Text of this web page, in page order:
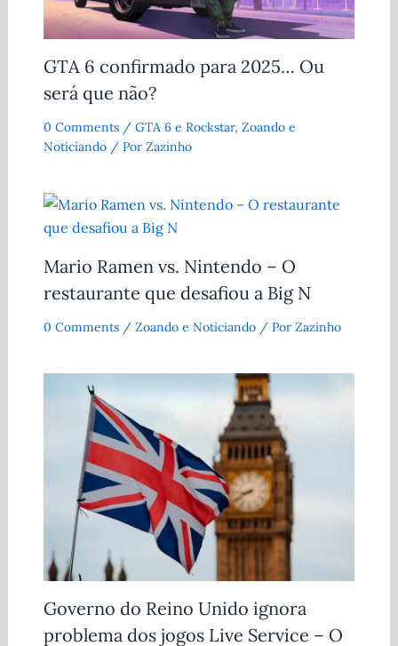
GTA 6 confirmado para 2025… Ou
será que não?
0 Comments / GTA 6 e Rockstar, Zoando e
Noticiando/ Por Zazinho
Mario Ramen vs. Nintendo – O
restaurante que desafiou a Big N
0 Comments / Zoando e Noticiando/ Por Zazinho
Governo do Reino Unido ignora
problema dos jogos Live Service – O